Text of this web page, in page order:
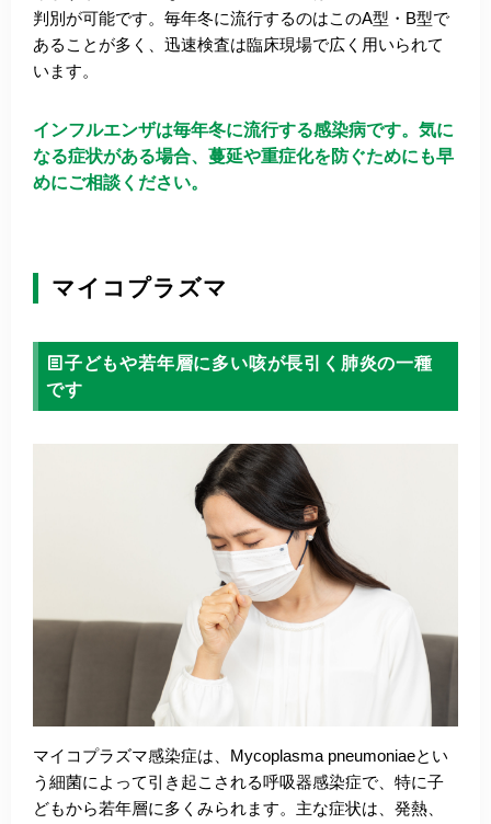
判別が可能です。毎年冬に流行するのはこのA型・B型で
あることが多く、迅速検査は臨床現場で広く用いられて
います。
インフルエンザは毎年冬に流行する感染病です。気に
なる症状がある場合、蔓延や重症化を防ぐためにも早
めにご相談ください。
マイコプラズマ
子どもや若年層に多い咳が長引く肺炎の一種
です
マイコプラズマ感染症は、Mycoplasma pneumoniaeとい
う細菌によって引き起こされる呼吸器感染症で、特に子
どもから若年層に多くみられます。主な症状は、発熱、